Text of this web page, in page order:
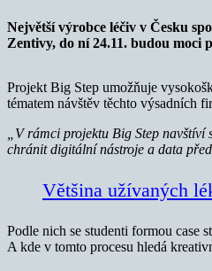
Největší výrobce léčiv v Česku
Zentivy, do ní 24.11. budou moci
Projekt Big Step umožňuje
tématem návštěv těchto výsadních
„V rámci projektu Big Step
chránit digitální nástroje a data
Většina užívaných
Podle nich se studenti formou case
A kde v tomto procesu hledá